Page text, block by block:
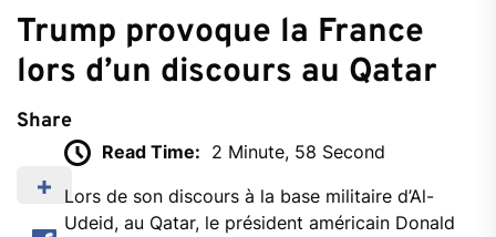
Trump provoque la France
lors d’un discours au Qatar
Share
Read Time: 2 Minute, 58 Second
Lors de son discours à la base militaire d’Al-
Udeid, au Qatar, le président américain Donald